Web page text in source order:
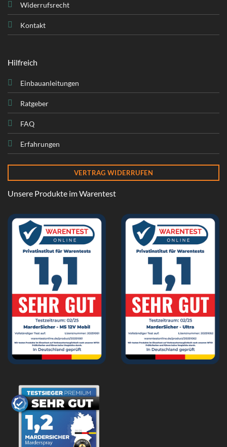
Widerrufsrecht
Kontakt
Hilfreich
Einbauanleitungen
Ratgeber
FAQ
Erfahrungen
VERTRAG WIDERRUFEN
Unsere Produkte im Warentest